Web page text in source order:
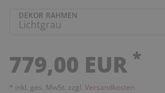
DEKOR RAHMEN
779,00 EUR *
* inkl. ges. MwSt. zzgl. Versandkosten